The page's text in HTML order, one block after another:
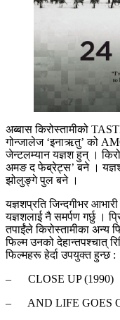
अब्बास किरोस्तामीको
गोन्जालेज ‘इनाऋतु’ को
जेन्टलम्यान यज्ञश हुन् ।
अमङ द फेब्रेट्स’ बने । यज्ञश
झोलुङ्गे पुल बने ।
यज्ञशप्रति जिन्दगीभर
यज्ञशलाई नै समर्पण गर्छु ।
तपाईंंले किरोस्तामीका अन्य
फिल्म उनको देहान्तपश्चात्
फिल्महरू हेर्दा उपयुक्त हुन्छ :
– CLOSE UP (1990)
– AND LIFE GOES